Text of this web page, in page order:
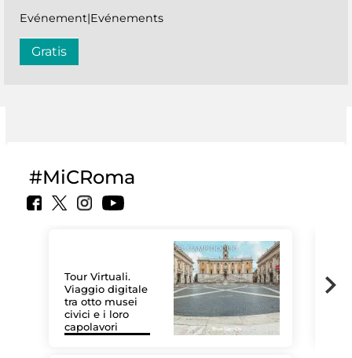
Evénement|Evénements
Gratis
#MiCRoma
Tour Virtuali.
Viaggio digitale
tra otto musei
civici e i loro
capolavori